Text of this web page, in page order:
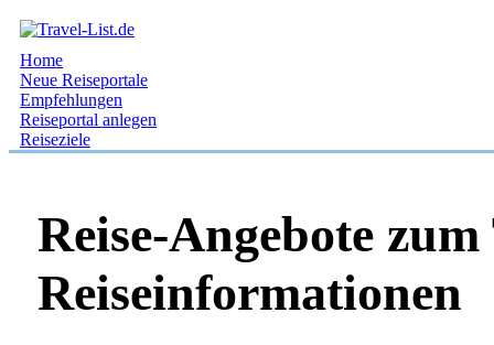
Home
Neue Reiseportale
Empfehlungen
Reiseportal anlegen
Reiseziele
Reise-Angebote
Reiseinformationen